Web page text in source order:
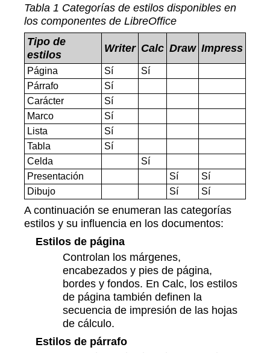
Tabla 1 Categorías de estilos disponibles en
los componentes de LibreOffice
Tipo de
estilos
Writer Calc Draw Impress
Página Sí
Sí
Párrafo
Sí
Carácter
Sí
Marco
Sí
Lista
Sí
Tabla
Sí
Celda
Sí
Presentación
Sí
Sí
Dibujo
Sí Sí
A continuación se enumeran las categorías
estilos y su influencia en los documentos:
Estilos de página
Controlan los márgenes,
encabezados y pies de página,
bordes y fondos. En Calc, los estilos
de página también definen la
secuencia de impresión de las hojas
de cálculo.
Estilos de párrafo